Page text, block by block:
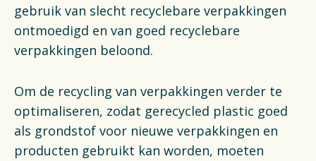
gebruik van slecht recyclebare verpakkingen
ontmoedigd en van goed recyclebare
verpakkingen beloond.
Om de recycling van verpakkingen verder te
optimaliseren, zodat gerecycled plastic goed
als grondstof voor nieuwe verpakkingen en
producten gebruikt kan worden, moeten